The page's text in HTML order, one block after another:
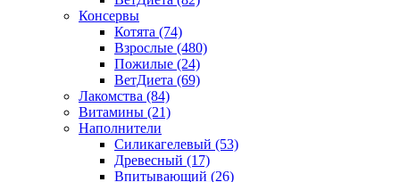
Консервы
Котята (74)
Взрослые (480)
Пожилые (24)
ВетДиета (69)
Лакомства (84)
Витамины (21)
Наполнители
Силикагелевый (53)
Древесный (17)
Впитывающий (26)